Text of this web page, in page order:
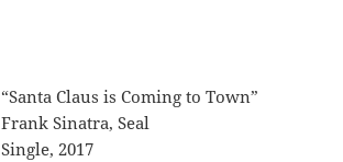
“Santa Claus is Coming to Town”
Frank Sinatra, Seal
Single, 2017